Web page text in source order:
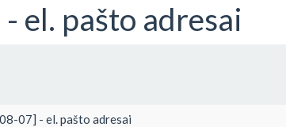
el. pašto adresai
07] - el. pašto adresai